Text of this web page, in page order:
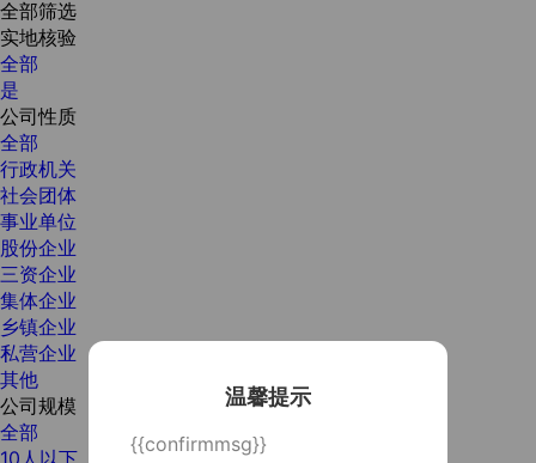
温馨提示
{{confirmmsg}}
全部筛选
实地核验
全部
是
公司性质
全部
行政机关
社会团体
事业单位
股份企业
三资企业
集体企业
乡镇企业
私营企业
其他
公司规模
全部
10人以下